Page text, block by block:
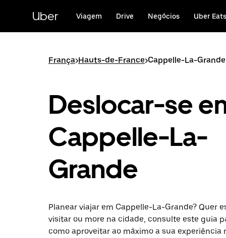
conteúdo
Uber Viagem Drive Negócios Uber Eats
França>Hauts-de-France>Cappelle-La-Grande
Deslocar-se
Cappelle-La-
Grande
Planear viajar em Cappelle-La-Grande? Quer
visitar ou more na cidade, consulte este guia
como aproveitar ao máximo a sua experiência